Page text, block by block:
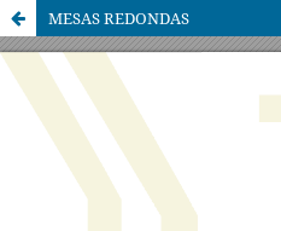
MESAS REDONDAS